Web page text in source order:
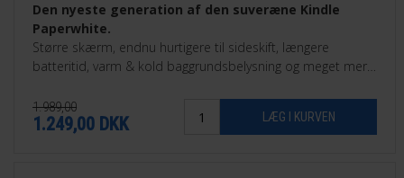
Den nyeste generation af den suveræne Kindle
Paperwhite.
Større skærm, endnu hurtigere til sideskift, længere
batteritid, varm & kold baggrundsbelysning og meget mere.
1.989,00
1.249,00 DKK